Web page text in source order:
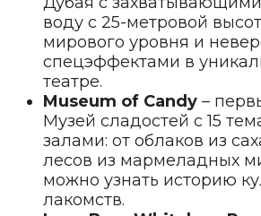
воду с 25-метровой
мирового уровня и
спецэффектами в
театре.
Museum of Candy–
Музей сладостей с 15
залами: от облаков из
лесов из мармеладных
можно узнать историю
лакомств.